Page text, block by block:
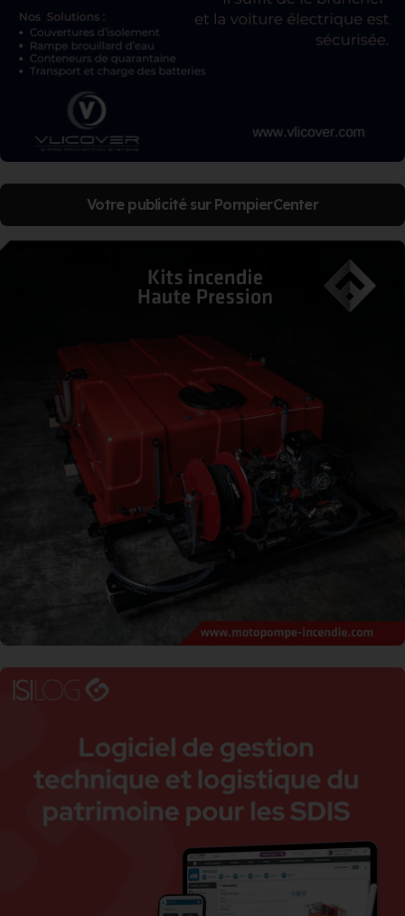
Votre publicité sur PompierCenter